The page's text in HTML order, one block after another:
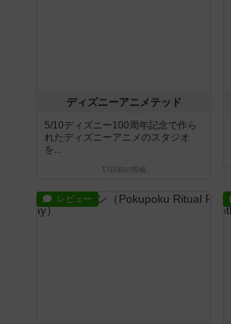
ディズニーアニメテッド
5/10ディズニー100周年記念で作ら
れたディズニーアニメのスタジオ
を...
17日前 の投稿
レビュー